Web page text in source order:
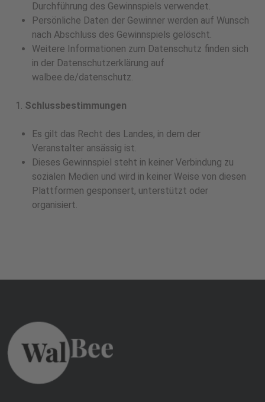
Durchführung des Gewinnspiels verwendet.
Persönliche Daten der Gewinner werden auf Wunsch
nach Abschluss des Gewinnspiels gelöscht.
Weitere Informationen zum Datenschutz finden sich
in der Datenschutzerklärung auf
walbee.de/datenschutz.
Schlussbestimmungen
Es gilt das Recht des Landes, in dem der
Veranstalter ansässig ist.
Dieses Gewinnspiel steht in keiner Verbindung zu
sozialen Medien und wird in keiner Weise von diesen
Plattformen gesponsert, unterstützt oder
organisiert.